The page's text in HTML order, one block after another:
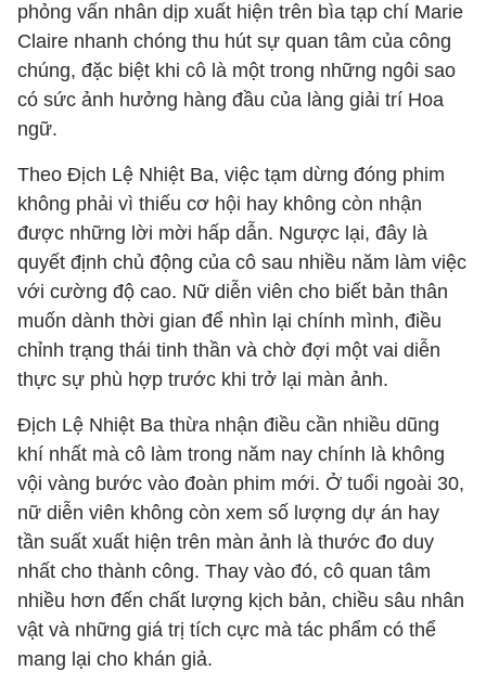
phỏng vấn nhân dịp xuất hiện trên bìa tạp chí Marie
Claire nhanh chóng thu hút sự quan tâm của công
chúng, đặc biệt khi cô là một trong những ngôi sao
có sức ảnh hưởng hàng đầu của làng giải trí Hoa
ngữ.
Theo Địch Lệ Nhiệt Ba, việc tạm dừng đóng phim
không phải vì thiếu cơ hội hay không còn nhận
được những lời mời hấp dẫn. Ngược lại, đây là
quyết định chủ động của cô sau nhiều năm làm việc
với cường độ cao. Nữ diễn viên cho biết bản thân
muốn dành thời gian để nhìn lại chính mình, điều
chỉnh trạng thái tinh thần và chờ đợi một vai diễn
thực sự phù hợp trước khi trở lại màn ảnh.
Địch Lệ Nhiệt Ba thừa nhận điều cần nhiều dũng
khí nhất mà cô làm trong năm nay chính là không
vội vàng bước vào đoàn phim mới. Ở tuổi ngoài 30,
nữ diễn viên không còn xem số lượng dự án hay
tần suất xuất hiện trên màn ảnh là thước đo duy
nhất cho thành công. Thay vào đó, cô quan tâm
nhiều hơn đến chất lượng kịch bản, chiều sâu nhân
vật và những giá trị tích cực mà tác phẩm có thể
mang lại cho khán giả.